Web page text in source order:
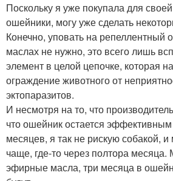
Поскольку я уже покупала для
ошейники, могу уже сделать
Конечно, уповать на
маслах не нужно, это всего лишь
элемент в целой цепочке, которая
ограждение животного от
эктопаразитов.
И несмотря на то, что
что ошейник остается эффективным
месяцев, я так не рискую собакой,
чаще, где-то через полтора месяца.
эфирные масла, три месяца в